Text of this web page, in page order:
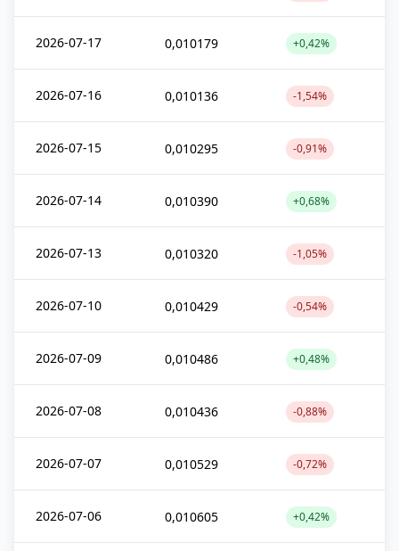
2026-07-17 0,010179 +0,42%
2026-07-16 0,010136 -1,54%
2026-07-15 0,010295 -0,91%
2026-07-14 0,010390 +0,68%
2026-07-13 0,010320 -1,05%
2026-07-10 0,010429 -0,54%
2026-07-09 0,010486 +0,48%
2026-07-08 0,010436 -0,88%
2026-07-07 0,010529 -0,72%
2026-07-06 0,010605 +0,42%